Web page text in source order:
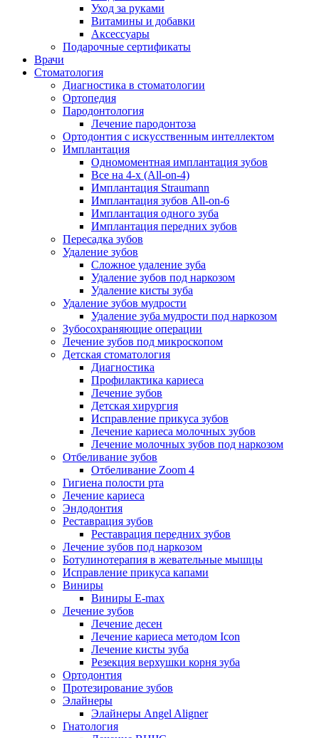
Уход за руками
Витамины и добавки
Аксессуары
Подарочные сертификаты
Врачи
Стоматология
Диагностика в стоматологии
Ортопедия
Пародонтология
Лечение пародонтоза
Ортодонтия с искусственным интеллектом
Имплантация
Одномоментная имплантация зубов
Все на 4-х (All-on-4)
Имплантация Straumann
Имплантация зубов All-on-6
Имплантация одного зуба
Имплантация передних зубов
Пересадка зубов
Удаление зубов
Сложное удаление зуба
Удаление зубов под наркозом
Удаление кисты зуба
Удаление зубов мудрости
Удаление зуба мудрости под наркозом
Зубосохраняющие операции
Лечение зубов под микроскопом
Детская стоматология
Диагностика
Профилактика кариеса
Лечение зубов
Детская хирургия
Исправление прикуса зубов
Лечение кариеса молочных зубов
Лечение молочных зубов под наркозом
Отбеливание зубов
Отбеливание Zoom 4
Гигиена полости рта
Лечение кариеса
Эндодонтия
Реставрация зубов
Реставрация передних зубов
Лечение зубов под наркозом
Ботулинотерапия в жевательные мышцы
Исправление прикуса капами
Виниры
Виниры E-max
Лечение зубов
Лечение десен
Лечение кариеса методом Icon
Лечение кисты зуба
Резекция верхушки корня зуба
Ортодонтия
Протезирование зубов
Элайнеры
Элайнеры Angel Aligner
Гнатология